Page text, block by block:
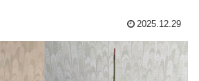
2025.12.29